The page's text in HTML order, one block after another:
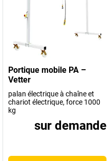
Portique mobile PA –
Vetter
palan électrique à chaîne et
chariot électrique, force 1000
kg
sur demande